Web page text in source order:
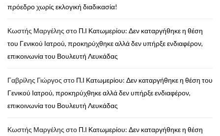
πρόεδρο χωρίς εκλογική διαδικασία!
Κωστής Μαργέλης στο Π.Ι Κατωμερίου: Δεν καταργήθηκε η θέση
του Γενικού Ιατρού, προκηρύχθηκε αλλά δεν υπήρξε ενδιαφέρον,
επικοινωνία του Βουλευτή Λευκάδας
Γαβρίλης Γιώργος στο Π.Ι Κατωμερίου: Δεν καταργήθηκε η θέση του
Γενικού Ιατρού, προκηρύχθηκε αλλά δεν υπήρξε ενδιαφέρον,
επικοινωνία του Βουλευτή Λευκάδας
Κωστής Μαργέλης στο Π.Ι Κατωμερίου: Δεν καταργήθηκε η θέση